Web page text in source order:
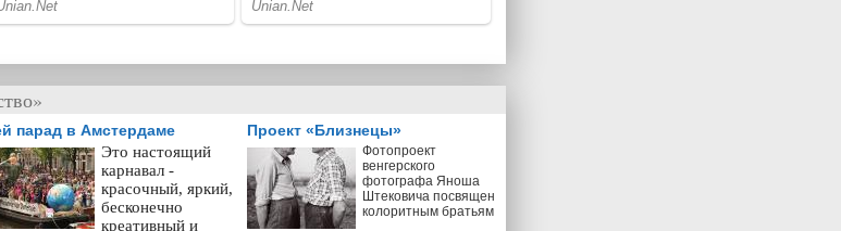
парад в Амстердаме
Это настоящий
карнавал -
красочный, яркий,
бесконечно
креативный и
Проект «Близнецы»
Фотопроект
венгерского
фотографа Яноша
Штековича посвящен
колоритным братьям